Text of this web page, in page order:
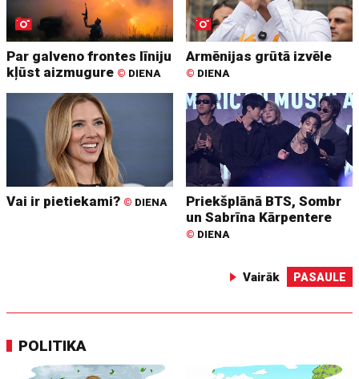
Par galveno frontes līniju
kļūst aizmugure © DIENA
Armēnijas grūtā izvēle
© DIENA
Vai ir pietiekami? © DIENA
Priekšplānā BTS, Sombr
un Sabrīna Kārpentere
© DIENA
Vairāk PASAULE
POLITIKA